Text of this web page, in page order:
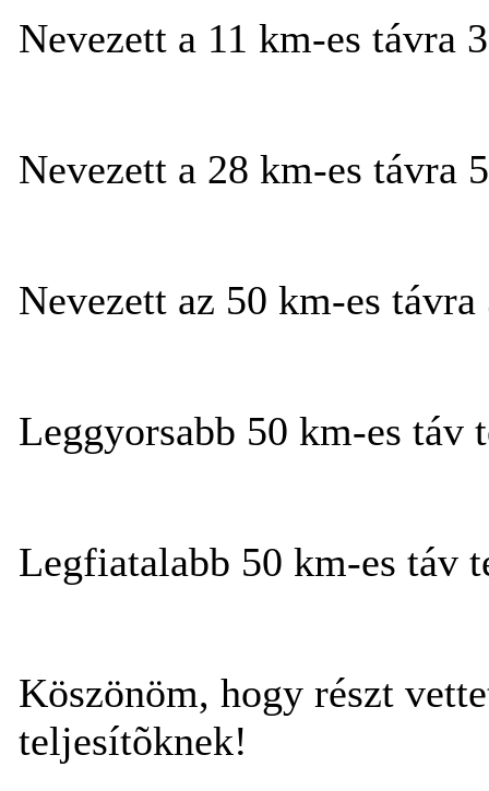
Nevezett a 11 km-es távra
Nevezett a 28 km-es távra
Nevezett az 50 km-es
Leggyorsabb 50 km-es táv
Legfiatalabb 50 km-es táv
Köszönöm, hogy részt
teljesítõknek!